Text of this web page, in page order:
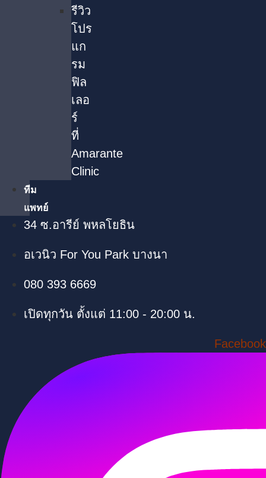
รีวิว
โปร
แก
รม
ฟิล
เลอ
ร์
ที่
Amarante
Clinic
ทีม
แพทย์
34 ซ.อารีย์ พหลโยธิน
อเวนิว For You Park บางนา
080 393 6669
เปิดทุกวัน ตั้งแต่ 11:00 - 20:00 น.
Facebook